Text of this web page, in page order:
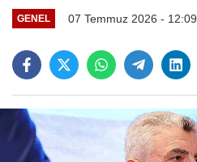
GENEL 07 Temmuz 2026 - 12:09